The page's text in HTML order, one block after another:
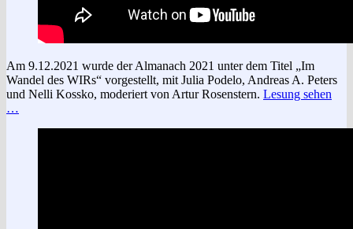
Am 9.12.2021 wurde der Almanach 2021 unter dem Titel „Im
Wandel des WIRs“ vorgestellt, mit Julia Podelo, Andreas A. Peters
und Nelli Kossko, moderiert von Artur Rosenstern. Lesung sehen
…